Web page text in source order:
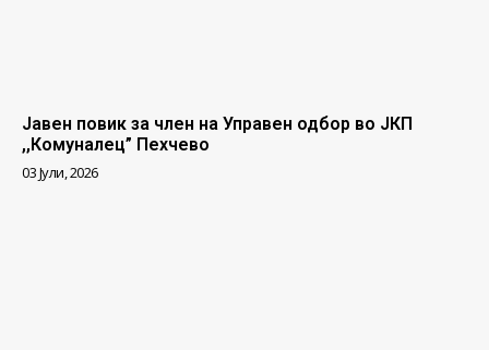
Јавен повик за член на Управен одбор во ЈКП
,,Комуналец” Пехчево
03 Јули, 2026